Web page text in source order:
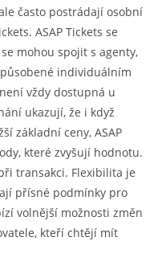
často postrádají osobní
ASAP Tickets se
mohou spojit s agenty,
individuálním
vždy dostupná u
ukazují, že i když
základní ceny, ASAP
které zvyšují hodnotu.
transakci. Flexibilita je
přísné podmínky pro
volnější možnosti změn
kteří chtějí mít